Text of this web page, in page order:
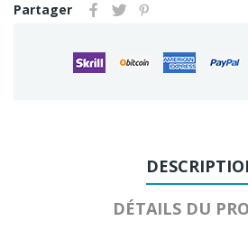
Partager
DÉTAILS DU